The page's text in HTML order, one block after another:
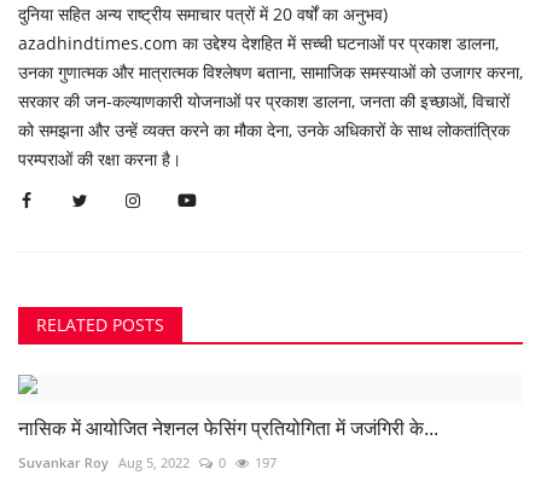
दुनिया सहित अन्य राष्ट्रीय समाचार पत्रों में 20 वर्षों का अनुभव)
azadhindtimes.com का उद्देश्य देशहित में सच्ची घटनाओं पर प्रकाश डालना,
उनका गुणात्मक और मात्रात्मक विश्लेषण बताना, सामाजिक समस्याओं को उजागर करना,
सरकार की जन-कल्याणकारी योजनाओं पर प्रकाश डालना, जनता की इच्छाओं, विचारों
को समझना और उन्हें व्यक्त करने का मौका देना, उनके अधिकारों के साथ लोकतांत्रिक
परम्पराओं की रक्षा करना है।
RELATED POSTS
नासिक में आयोजित नेशनल फेसिंग प्रतियोगिता में जजंगिरी के...
Suvankar Roy Aug 5, 2022 0 197